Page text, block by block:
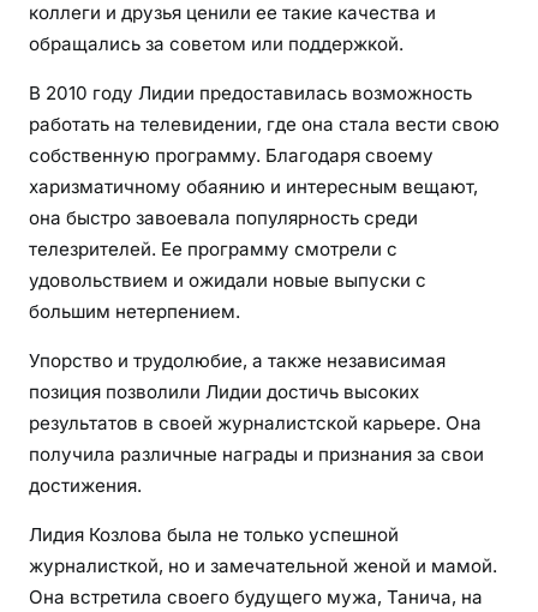
коллеги и друзья ценили ее такие качества и
обращались за советом или поддержкой.
В 2010 году Лидии предоставилась возможность
работать на телевидении, где она стала вести свою
собственную программу. Благодаря своему
харизматичному обаянию и интересным вещают,
она быстро завоевала популярность среди
телезрителей. Ее программу смотрели с
удовольствием и ожидали новые выпуски с
большим нетерпением.
Упорство и трудолюбие, а также независимая
позиция позволили Лидии достичь высоких
результатов в своей журналистской карьере. Она
получила различные награды и признания за свои
достижения.
Лидия Козлова была не только успешной
журналисткой, но и замечательной женой и мамой.
Она встретила своего будущего мужа, Танича, на